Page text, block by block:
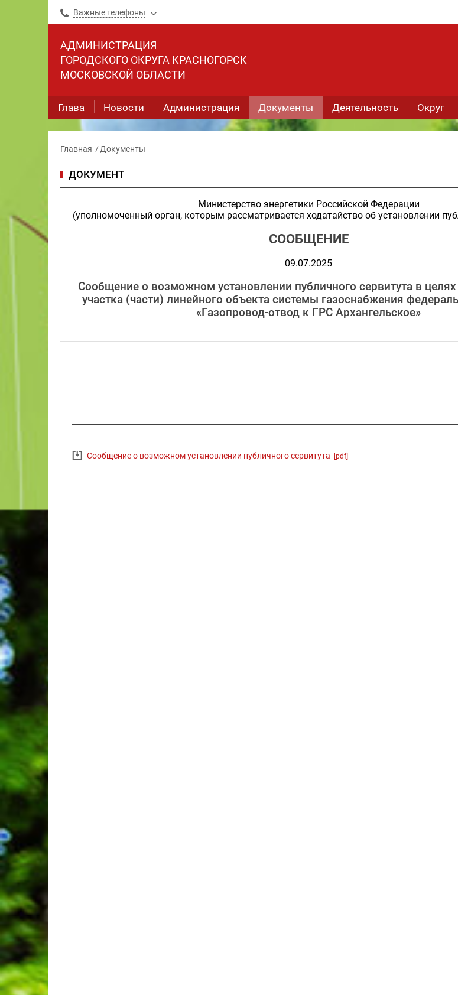
Важные телефоны
АДМИНИСТРАЦИЯ
ГОРОДСКОГО ОКРУГА КРАСНОГОРСК
МОСКОВСКОЙ ОБЛАСТИ
Глава Новости Администрация Документы Деятельность Округ
Главная Документы
ДОКУМЕНТ
Министерство энергетики Российской Федерации
(уполномоченный орган, которым рассматривается ходатайство об установлении
СООБЩЕНИЕ
09.07.2025
Сообщение о возможном установлении публичного сервитута в целях
участка (части) линейного объекта системы газоснабжения
«Газопровод-отвод к ГРС Архангельское»
Сообщение о возможном установлении публичного сервитута [pdf]